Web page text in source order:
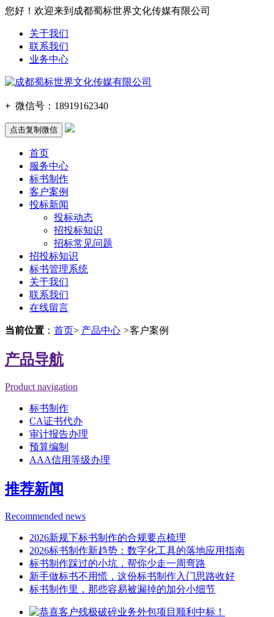
您好！欢迎来到成都蜀标世界文化传媒有限公司
关于我们
联系我们
业务中心
+ 微信号： 18919162340
点击复制微信
首页
服务中心
标书制作
客户案例
投标新闻
投标动态
招投标知识
招标常见问题
招投标知识
标书管理系统
关于我们
联系我们
在线留言
当前位置 ： 首页> 产品中心 >客户案例
产品导航
Product navigation
标书制作
CA证书代办
审计报告办理
预算编制
AAA信用等级办理
推荐新闻
Recommended news
2026新规下标书制作的合规要点梳理
2026标书制作新趋势：数字化工具的落地应用指南
标书制作踩过的小坑，帮你少走一周弯路
新手做标书不用慌，这份标书制作入门思路收好
标书制作里，那些容易被漏掉的加分小细节